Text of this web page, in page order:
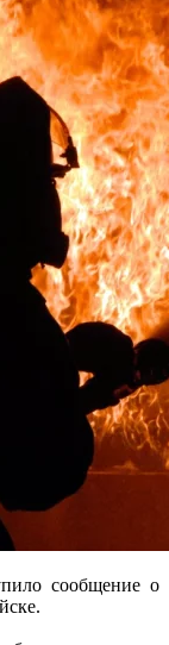
сообщение о